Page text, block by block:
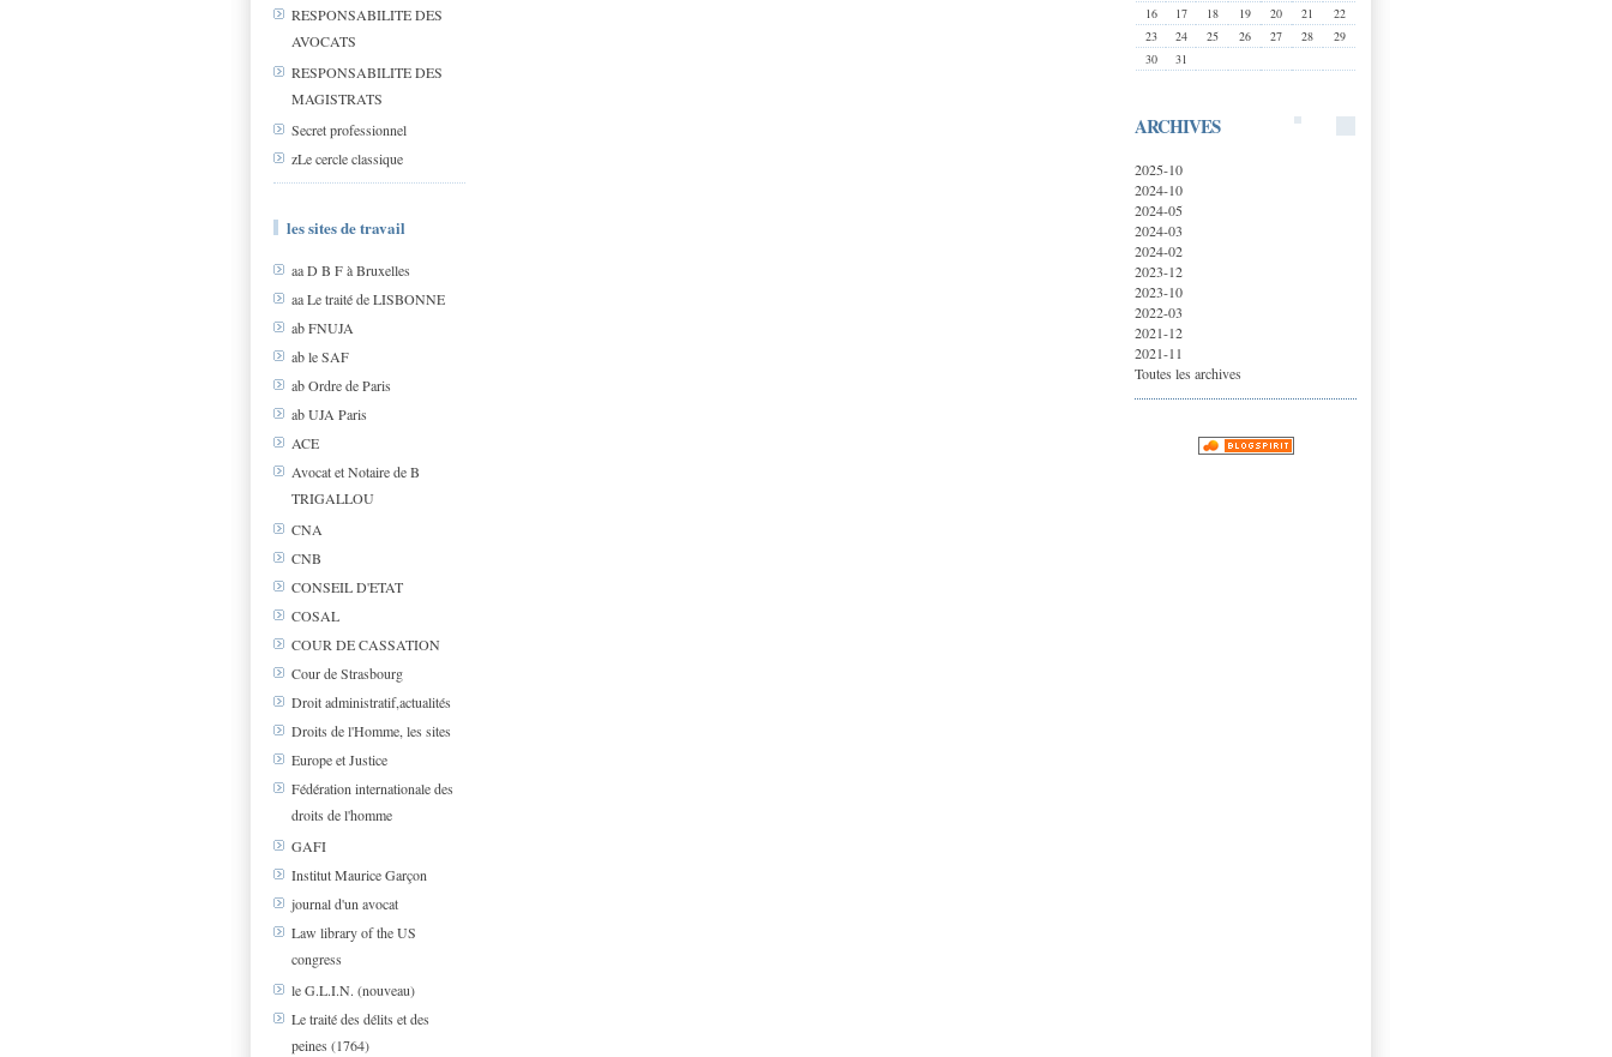
RESPONSABILITE DES
AVOCATS
RESPONSABILITE DES
MAGISTRATS
Secret professionnel
zLe cercle classique
les sites de travail
aa D B F à Bruxelles
aa Le traité de LISBONNE
ab FNUJA
ab le SAF
ab Ordre de Paris
ab UJA Paris
ACE
Avocat et Notaire de B
TRIGALLOU
CNA
CNB
CONSEIL D'ETAT
COSAL
COUR DE CASSATION
Cour de Strasbourg
Droit administratif,actualités
Droits de l'Homme, les sites
Europe et Justice
Fédération internationale des
droits de l'homme
GAFI
Institut Maurice Garçon
journal d'un avocat
Law library of the US
congress
le G.L.I.N. (nouveau)
Le traité des délits et des
peines (1764)
16
17 18 19 20 21
22
23
24 25 26 27 28
29
30
31
ARCHIVES
2025-10
2024-10
2024-05
2024-03
2024-02
2023-12
2023-10
2022-03
2021-12
2021-11
Toutes les archives